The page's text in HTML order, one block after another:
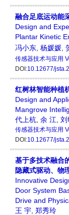
融合足底运动能
Design and
Plantar Kinetic
冯小东 杨媛媛
传感器技术与应用
DOI:10.12677/
红树林智能种植
Design and
Mangrove
代上杭 余 江 刘
传感器技术与应用
DOI:10.12677/
基于多技术融合
隐藏式驱动、物
Innovative
Door System
Drive and
王 宇 郑秀玲